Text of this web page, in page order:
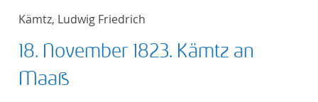
Kämtz, Ludwig Friedrich
18. November 1823. Kämtz an
Maaß